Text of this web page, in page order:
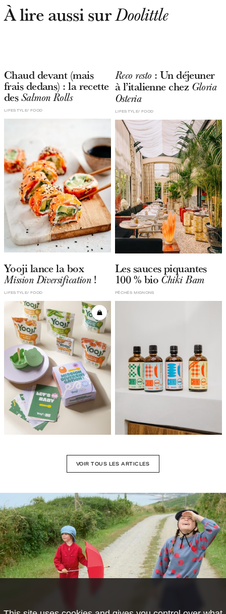
À lire aussi surDoolittle
Chaud devant (mais
frais dedans) : la recette
desSalmon Rolls
FOOD
LIFESTYLE
Reco resto : Un déjeuner
à l’italienne chez Gloria
Osteria
FOOD
LIFESTYLE
Yooji lance la box
Mission Diversification!
FOOD
LIFESTYLE
Les sauces piquantes
100 % bio Chiki Bam
PÊCHÉS MIGNONS
VOIR TOUS LES ARTICLES